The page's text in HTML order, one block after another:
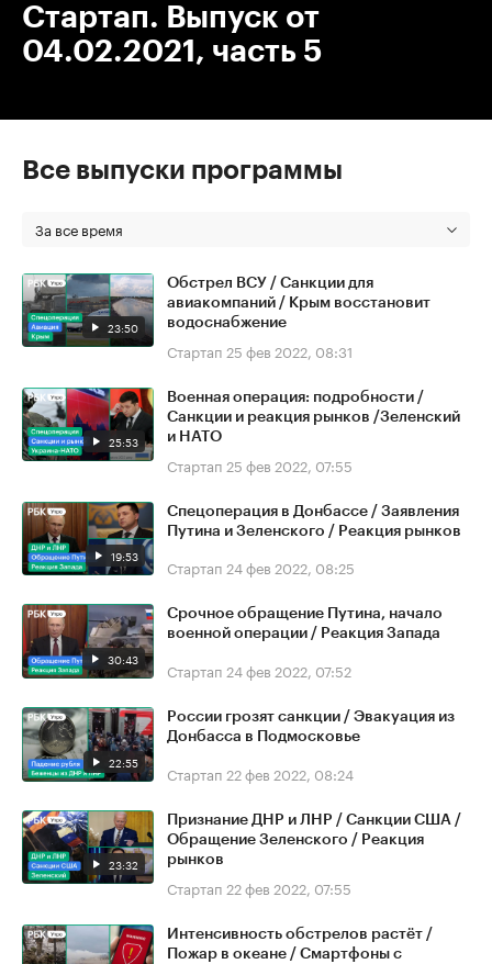
Стартап. Выпуск от
04.02.2021, часть 5
Все выпуски программы
За все время
23:50
Обстрел ВСУ / Санкции для
авиакомпаний / Крым восстановит
водоснабжение
Стартап 25 фев 2022, 08:31
25:53
Военная операция: подробности /
Санкции и реакция рынков /Зеленский
и НАТО
Стартап 25 фев 2022, 07:55
19:53
Спецоперация в Донбассе / Заявления
Путина и Зеленского / Реакция рынков
Стартап 24 фев 2022, 08:25
30:43
Срочное обращение Путина, начало
военной операции / Реакция Запада
Стартап 24 фев 2022, 07:52
22:55
России грозят санкции / Эвакуация из
Донбасса в Подмосковье
Стартап 22 фев 2022, 08:24
23:32
Признание ДНР и ЛНР / Санкции США /
Обращение Зеленского / Реакция
рынков
Стартап 22 фев 2022, 07:55
Интенсивность обстрелов растёт /
Пожар в океане / Смартфоны с